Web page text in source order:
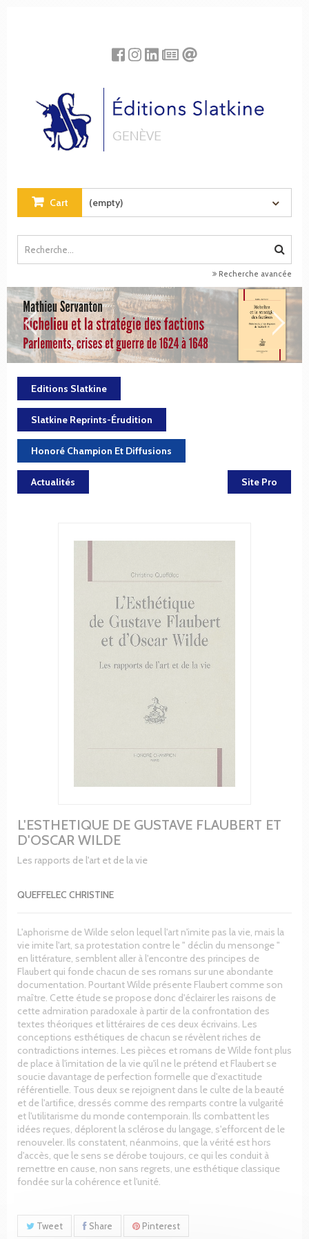
Cart (empty)
Recherche avancée
Editions Slatkine
Slatkine Reprints-Érudition
Honoré Champion Et Diffusions
Actualités Site Pro
L'ESTHETIQUE DE GUSTAVE FLAUBERT ET
D'OSCAR WILDE
Les rapports de l'art et de la vie
QUEFFELEC CHRISTINE
L'aphorisme de Wilde selon lequel l'art n'imite pas la vie, mais la
vie imite l'art, sa protestation contre le " déclin du mensonge "
en littérature, semblent aller à l'encontre des principes de
Flaubert qui fonde chacun de ses romans sur une abondante
documentation. Pourtant Wilde présente Flaubert comme son
maître. Cette étude se propose donc d'éclairer les raisons de
cette admiration paradoxale à partir de la confrontation des
textes théoriques et littéraires de ces deux écrivains. Les
conceptions esthétiques de chacun se révèlent riches de
contradictions internes. Les pièces et romans de Wilde font plus
de place à l'imitation de la vie qu'il ne le prétend et Flaubert se
soucie davantage de perfection formelle que d'exactitude
référentielle. Tous deux se rejoignent dans le culte de la beauté
et de l'artifice, dressés comme des remparts contre la vulgarité
et l'utilitarisme du monde contemporain. Ils combattent les
idées reçues, déplorent la sclérose du langage, s'efforcent de le
renouveler. Ils constatent, néanmoins, que la vérité est hors
d'accès, que le sens se dérobe toujours, ce qui les conduit à
remettre en cause, non sans regrets, une esthétique classique
fondée sur la cohérence et l'unité.
Tweet Share Pinterest